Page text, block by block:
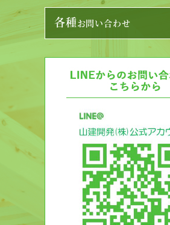
各種お問い合わせ